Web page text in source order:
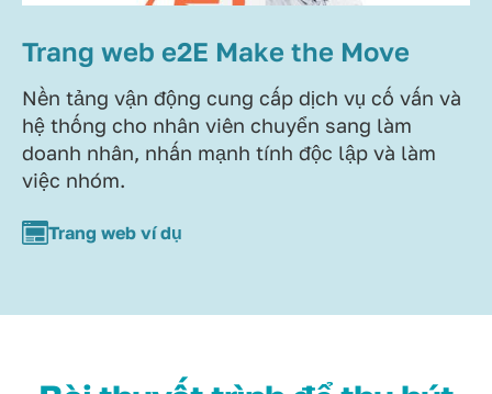
Trang web e2E Make the Move
Nền tảng vận động cung cấp dịch vụ cố vấn và
hệ thống cho nhân viên chuyển sang làm
doanh nhân, nhấn mạnh tính độc lập và làm
việc nhóm.
Trang web ví dụ